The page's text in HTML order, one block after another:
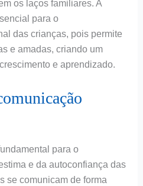
os laços familiares. A
para o
das crianças, pois permite
e amadas, criando um
e aprendizado.
para o
e da autoconfiança das
se comunicam de forma